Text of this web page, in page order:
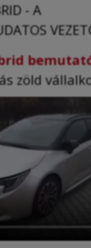
- A
zöld